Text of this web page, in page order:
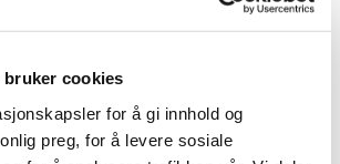
bruker cookies
for å gi innhold og
preg, for å levere sosiale